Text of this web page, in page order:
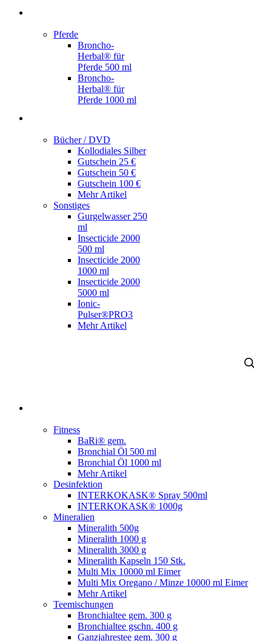
Pferde
Broncho-
Herbal® für
Pferde 500 ml
Broncho-
Herbal® für
Pferde 1000 ml
Bücher / DVD
Kollodiales Silber
Gutschein 25 €
Gutschein 50 €
Gutschein 100 €
Mehr Artikel
Sonstiges
Gurgelwasser 250
ml
Insecticide 2000
500 ml
Insecticide 2000
1000 ml
Insecticide 2000
5000 ml
Ionic-
Pulser®PRO3
Mehr Artikel
search
Fitness
BaRi® gem.
Bronchial Öl 500 ml
Bronchial Öl 1000 ml
Mehr Artikel
Desinfektion
INTERKOKASK® Spray 500ml
INTERKOKASK® 1000g
Mineralien
Mineralith 500g
Mineralith 1000 g
Mineralith 3000 g
Mineralith Kapseln 150 Stk.
Multi Mix 10000 ml Eimer
Multi Mix Oregano / Minze 10000 ml Eimer
Mehr Artikel
Teemischungen
Bronchialtee gem. 300 g
Bronchialtee gschn. 400 g
Ganzjahrestee gem. 300 g